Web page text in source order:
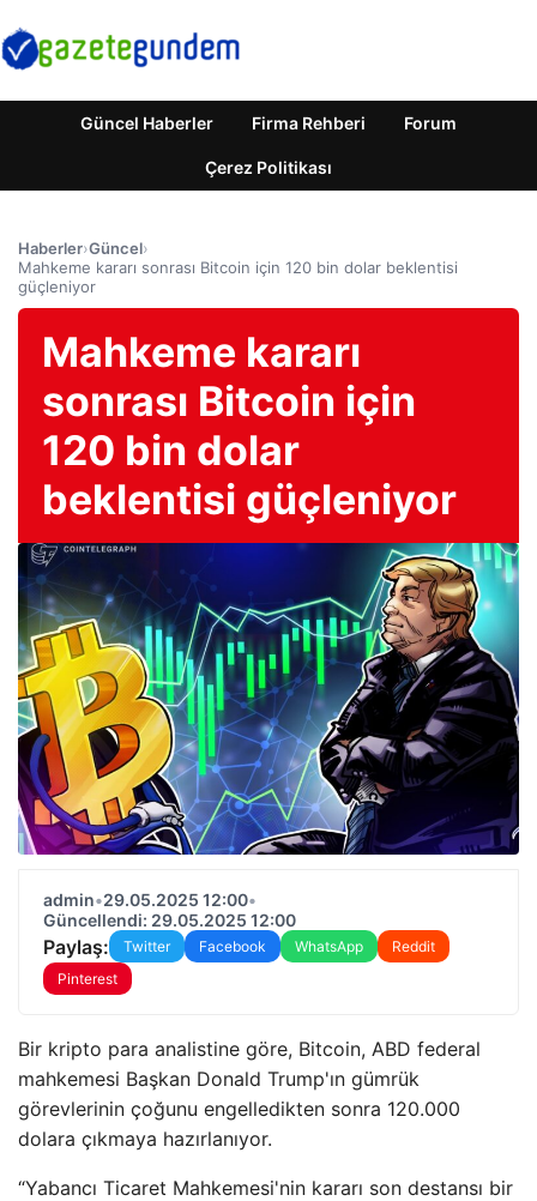
Güncel Haberler Firma Rehberi Forum
Çerez Politikası
Haberler›Güncel›
Mahkeme kararı sonrası Bitcoin için 120 bin dolar beklentisi
güçleniyor
Mahkeme kararı
sonrası Bitcoin için
120 bin dolar
beklentisi güçleniyor
admin•29.05.2025 12:00•
Güncellendi: 29.05.2025 12:00
Paylaş: Twitter Facebook WhatsApp
Reddit
Pinterest
Bir kripto para analistine göre, Bitcoin, ABD federal
mahkemesi Başkan Donald Trump'ın gümrük
görevlerinin çoğunu engelledikten sonra 120.000
dolara çıkmaya hazırlanıyor.
“Yabancı Ticaret Mahkemesi'nin kararı son destansı bir